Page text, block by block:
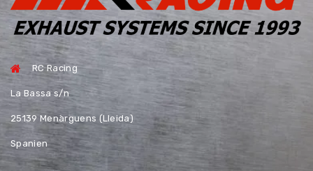
RC Racing
La Bassa s/n
25139 Menàrguens (Lleida)
Spanien